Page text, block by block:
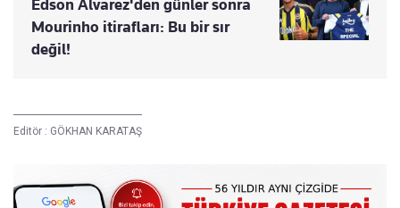
Edson Alvarez'den günler sonra
Mourinho itirafları: Bu bir sır
değil!
Editör : GÖKHAN KARATAŞ